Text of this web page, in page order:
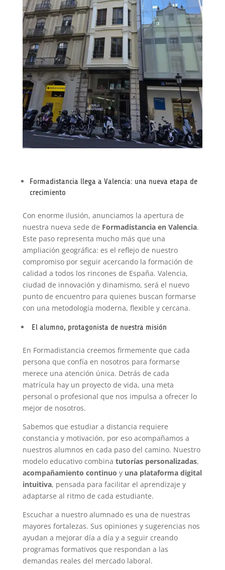
Formadistancia llega a Valencia: una nueva etapa de
crecimiento
Con enorme ilusión, anunciamos la apertura de
nuestra nueva sede de Formadistancia en Valencia.
Este paso representa mucho más que una
ampliación geográfica: es el reflejo de nuestro
compromiso por seguir acercando la formación de
calidad a todos los rincones de España. Valencia,
ciudad de innovación y dinamismo, será el nuevo
punto de encuentro para quienes buscan formarse
con una metodología moderna, flexible y cercana.
El alumno, protagonista de nuestra misión
En Formadistancia creemos firmemente que cada
persona que confía en nosotros para formarse
merece una atención única. Detrás de cada
matrícula hay un proyecto de vida, una meta
personal o profesional que nos impulsa a ofrecer lo
mejor de nosotros.
Sabemos que estudiar a distancia requiere
constancia y motivación, por eso acompañamos a
nuestros alumnos en cada paso del camino. Nuestro
modelo educativo combina tutorías personalizadas,
acompañamiento continuo y una plataforma digital
intuitiva, pensada para facilitar el aprendizaje y
adaptarse al ritmo de cada estudiante.
Escuchar a nuestro alumnado es una de nuestras
mayores fortalezas. Sus opiniones y sugerencias nos
ayudan a mejorar día a día y a seguir creando
programas formativos que respondan a las
demandas reales del mercado laboral.